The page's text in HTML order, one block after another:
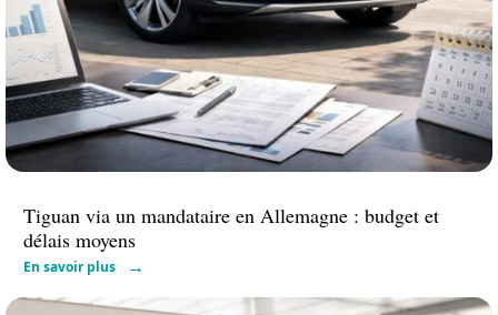
Tiguan via un mandataire en Allemagne : budget et
délais moyens
En savoir plus